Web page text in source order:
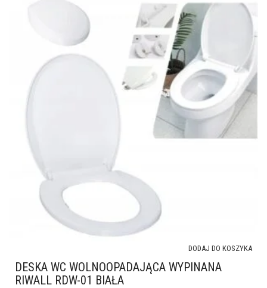
DESKA WC WOLNOOPADAJĄCA WYPINANA
RIWALL RDW-01 BIAŁA
DODAJ DO KOSZYKA